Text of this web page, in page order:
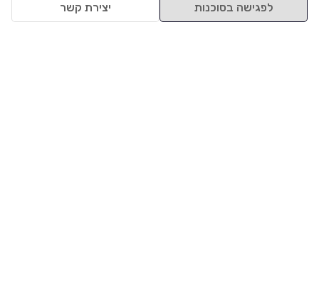
לפגישה בסוכנות יצירת קשר